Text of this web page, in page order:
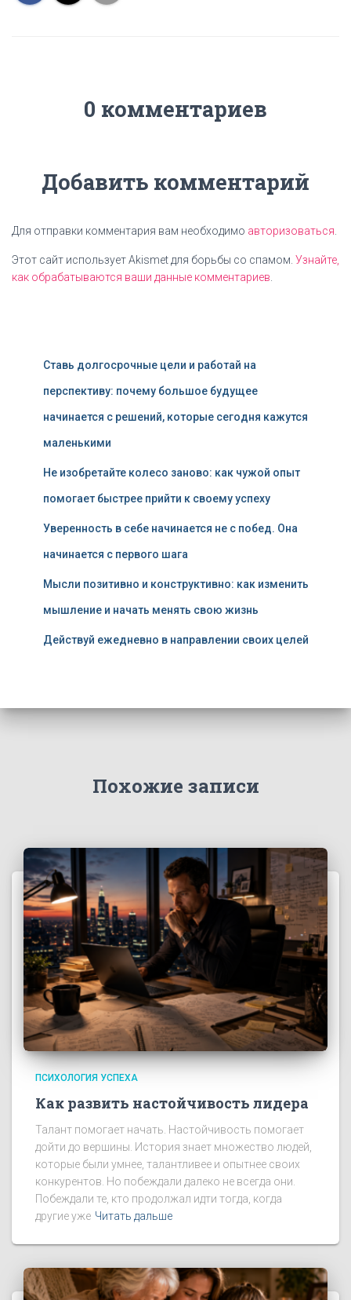
0 комментариев
Добавить комментарий
Для отправки комментария вам необходимо авторизоваться
Этот сайт использует Akismet для борьбы со спамом. Узнайте,
как обрабатываются ваши данные комментариев
Ставь долгосрочные цели и работай на
перспективу: почему большое будущее
начинается с решений, которые сегодня кажутся
маленькими
Не изобретайте колесо заново: как чужой опыт
помогает быстрее прийти к своему успеху
Уверенность в себе начинается не с побед. Она
начинается с первого шага
Мысли позитивно и конструктивно: как изменить
мышление и начать менять свою жизнь
Действуй ежедневно в направлении своих целей
Похожие записи
ПСИХОЛОГИЯ УСПЕХА
Как развить настойчивость лидера
Талант помогает начать. Настойчивость помогает
дойти до вершины. История знает множество людей,
которые были умнее, талантливее и опытнее своих
конкурентов. Но побеждали далеко не всегда они.
Побеждали те, кто продолжал идти тогда, когда
другие уже Читать дальше